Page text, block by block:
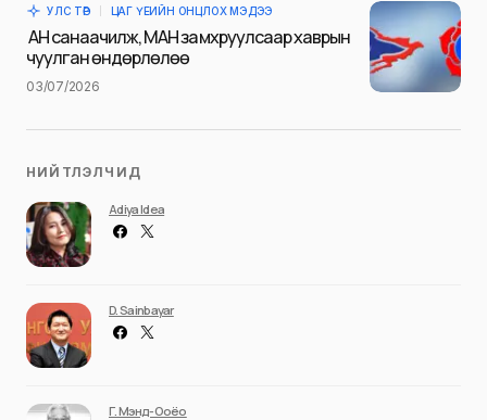
Илгээх
УЛС ТӨР ЦАГ ҮЕИЙН ОНЦЛОХ МЭДЭЭ
АН санаачилж, МАН замхруулсаар хаврын
чуулган өндөрлөлөө
03/07/2026
НИЙТЛЭЛЧИД
Adiya Idea
D. Sainbayar
Г. Мэнд-Ооёо